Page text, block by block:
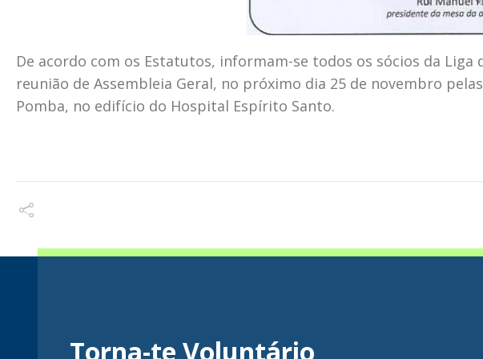
De acordo com os Estatutos, informam-se todos os sócios da Liga
reunião de Assembleia Geral, no próximo dia 25 de novembro
Pomba, no edifício do Hospital Espírito Santo.
Torna-te Voluntário